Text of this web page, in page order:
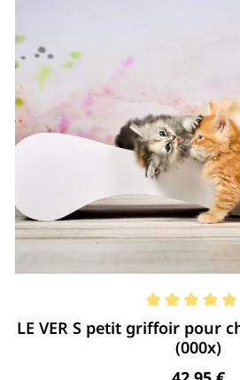
Note moyenne de 5 de 5 étoiles
LE VER S petit griffoir pour
(000x)